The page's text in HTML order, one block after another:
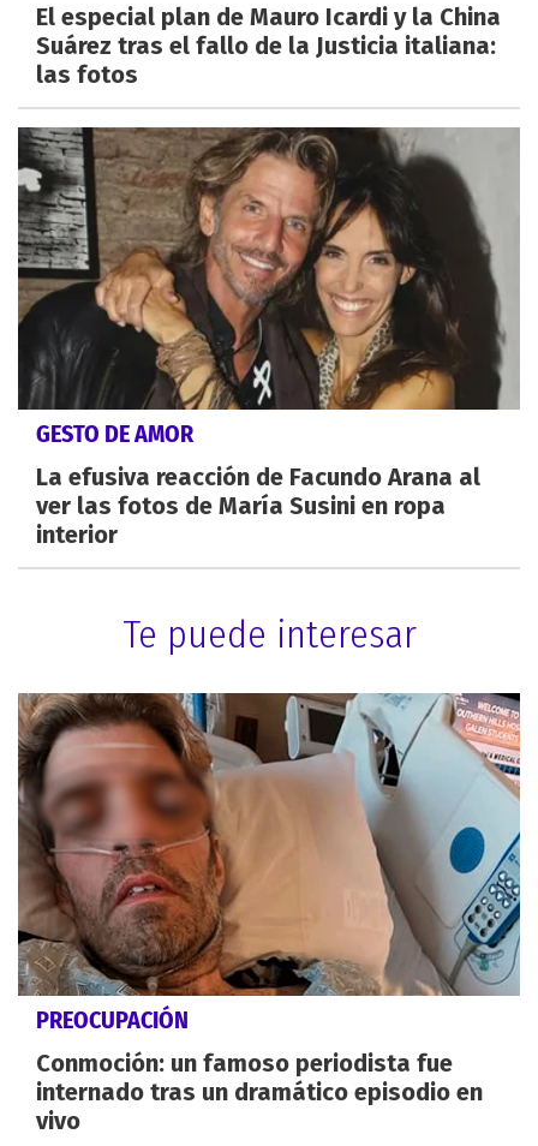
El especial plan de Mauro Icardi y la China
Suárez tras el fallo de la Justicia italiana:
las fotos
GESTO DE AMOR
La efusiva reacción de Facundo Arana al
ver las fotos de María Susini en ropa
interior
Te puede interesar
PREOCUPACIÓN
Conmoción: un famoso periodista fue
internado tras un dramático episodio en
vivo